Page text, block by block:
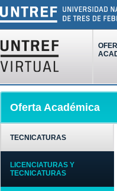
Oferta Académica
TECNICATURAS
LICENCIATURAS Y
TECNICATURAS